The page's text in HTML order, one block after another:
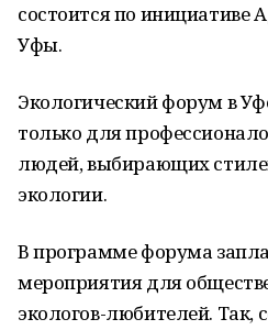
состоится по инициативе
Уфы.
Экологический форум в
только для
людей, выбирающих
экологии.
В программе форума
мероприятия для
экологов-любителей. Так,